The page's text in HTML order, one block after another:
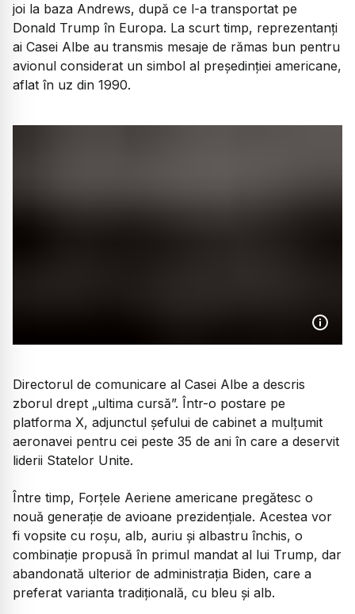
joi la baza Andrews, după ce l-a transportat pe
Donald Trump în Europa. La scurt timp, reprezentanți
ai Casei Albe au transmis mesaje de rămas bun pentru
avionul considerat un simbol al președinției americane,
aflat în uz din 1990.
Directorul de comunicare al Casei Albe a descris
zborul drept „ultima cursă”. Într-o postare pe
platforma X, adjunctul șefului de cabinet a mulțumit
aeronavei pentru cei peste 35 de ani în care a deservit
liderii Statelor Unite.
Între timp, Forțele Aeriene americane pregătesc o
nouă generație de avioane prezidențiale. Acestea vor
fi vopsite cu roșu, alb, auriu și albastru închis, o
combinație propusă în primul mandat al lui Trump, dar
abandonată ulterior de administrația Biden, care a
preferat varianta tradițională, cu bleu și alb.